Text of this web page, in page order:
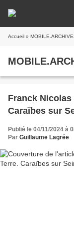
Accueil »
Franck Nicolas
Caraïbes sur
Publié le 04/11/2024 à
Par Guillaume Lagrée